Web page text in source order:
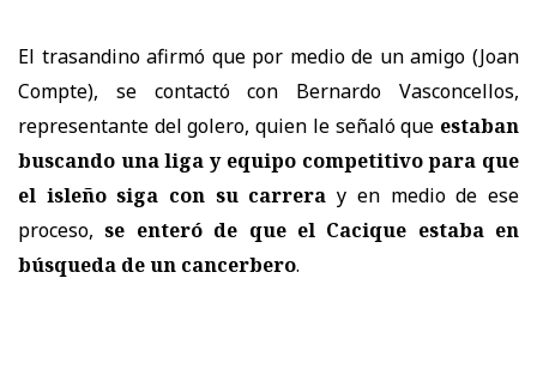
El trasandino afirmó que por medio de un amigo (Joan
Compte), se contactó con Bernardo Vasconcellos,
representante del golero, quien le señaló que estaban
buscando una liga y equipo competitivo para que
el isleño siga con su carrera y en medio de ese
proceso,se enteró de que el Cacique estaba en
búsqueda de un cancerbero.